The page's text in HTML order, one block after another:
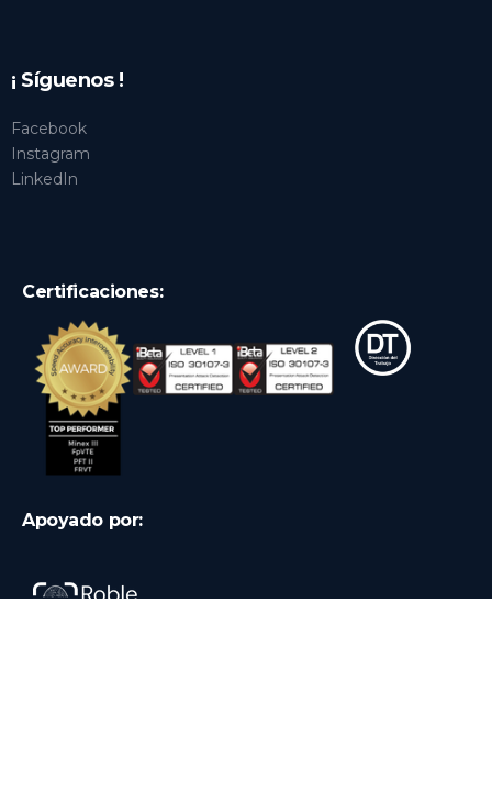
¡ Síguenos !
Facebook
Instagram
LinkedIn
Certificaciones:
Apoyado por: